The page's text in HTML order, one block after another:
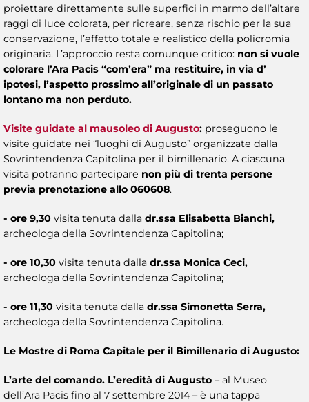
proiettare direttamente sulle superfici in marmo dell’altare
raggi di luce colorata, per ricreare, senza rischio per la sua
conservazione, l’effetto totale e realistico della policromia
originaria. L’approccio resta comunque critico: non si vuole
colorare l’Ara Pacis “com’era” ma restituire, in via d’
ipotesi, l’aspetto prossimo all’originale di un passato
lontano ma non perduto.
Visite guidate al mausoleo di Augusto: proseguono le
visite guidate nei “luoghi di Augusto” organizzate dalla
Sovrintendenza Capitolina per il bimillenario. A ciascuna
visita potranno partecipare non più di trenta persone
previa prenotazione allo 060608.
- ore 9,30 visita tenuta dalla dr.ssa Elisabetta Bianchi,
archeologa della Sovrintendenza Capitolina;
- ore 10,30 visita tenuta dalla dr.ssa Monica Ceci,
archeologa della Sovrintendenza Capitolina;
- ore 11,30 visita tenuta dalla dr.ssa Simonetta Serra,
archeologa della Sovrintendenza Capitolina.
Le Mostre di Roma Capitale per il Bimillenario di Augusto:
L’arte del comando. L’eredità di Augusto – al Museo
dell’Ara Pacis fino al 7 settembre 2014 – è una tappa